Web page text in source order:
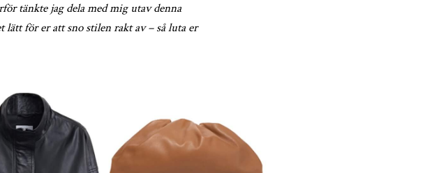
tänkte jag dela med mig utav denna
lätt för er att sno stilen rakt av – så luta er